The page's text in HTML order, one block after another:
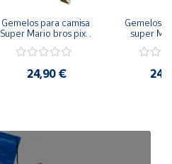
Gemelos para camisa
Super Mario bros pixel
art
24,90 €
Gemelos
super
Luigi